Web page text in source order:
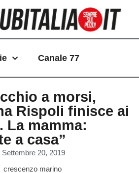
Canale 77
a morsi,
Rispoli finisce ai
La mamma:
a casa”
Settembre 20, 2019